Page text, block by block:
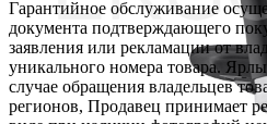
Гарантийное обслуживание
документа подтверждающего
заявления или рекламации от
уникального номера товара.
случае обращения владельцев
регионов, Продавец принимает